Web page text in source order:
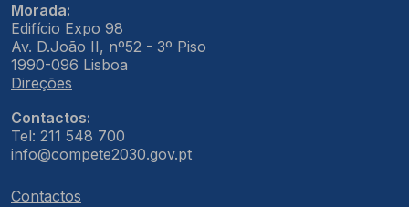
Morada:
Edifício Expo 98
Av. D.João II, nº52 - 3º Piso
1990-096 Lisboa
Direções
Contactos:
Tel: 211 548 700
info@compete2030.gov.pt
Contactos